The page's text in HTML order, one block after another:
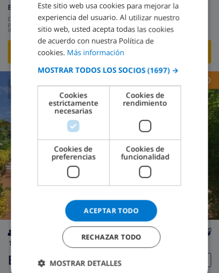
España Costa Maresme - Pineda de Mar
por
día 251,85 US$
¡VISITE ESTA VILLA!
OPINIONES
RECOMENDADO
Eclipse
SPANISH
DUTCH
FRENCH
GERMAN
CATALAN
ITALIAN
DANISH
Este sitio web usa cookies para mejorar la
experiencia del usuario. Al utilizar nuestro
sitio web, usted acepta todas las cookies
de acuerdo con nuestra Política de
cookies. Más información
MOSTRAR TODOS LOS SOCIOS (1697) →
Cookies
estrictamente
necesarias
Cookies de
rendimiento
Cookies de
preferencias
Cookies de
funcionalidad
ACEPTAR TODO
RECHAZAR TODO
MOSTRAR DETALLES